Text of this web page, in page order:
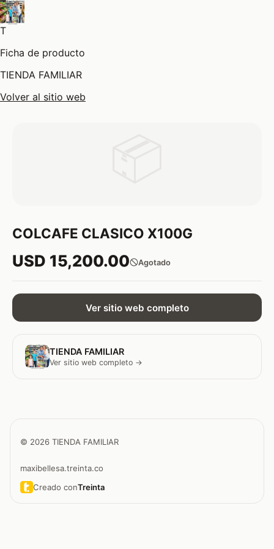
T
Ficha de producto
TIENDA FAMILIAR
Volver al sitio web
COLCAFE CLASICO X100G
USD 15,200.00 Agotado
Ver sitio web completo
TIENDA FAMILIAR
Ver sitio web completo →
© 2026 TIENDA FAMILIAR
maxibellesa.treinta.co
Creado conTreinta